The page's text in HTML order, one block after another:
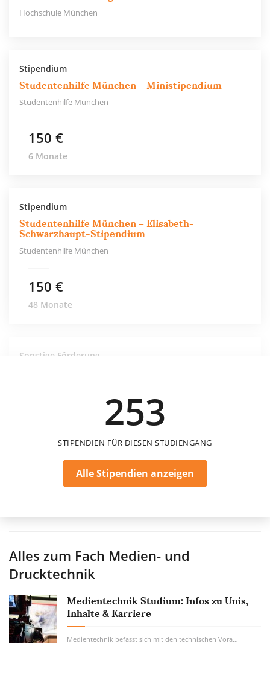
Hochschule München
Stipendium
Studentenhilfe München – Ministipendium
Studentenhilfe München
150 €
6 Monate
Stipendium
Studentenhilfe München – Elisabeth-
Schwarzhaupt-Stipendium
Studentenhilfe München
150 €
48 Monate
Sonstige Förderung
253
STIPENDIEN FÜR DIESEN STUDIENGANG
Alle Stipendien anzeigen
Alles zum Fach Medien- und
Drucktechnik
Medientechnik Studium: Infos zu Unis,
Inhalte & Karriere
Medientechnik befasst sich mit den technischen Voraussetzungen, die eine erfolgreiche...